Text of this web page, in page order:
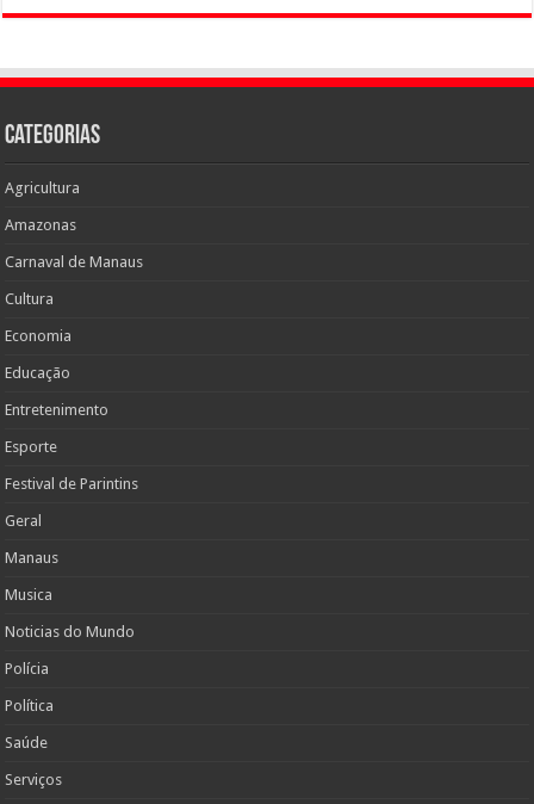
Categorias
Agricultura
Amazonas
Carnaval de Manaus
Cultura
Economia
Educação
Entretenimento
Esporte
Festival de Parintins
Geral
Manaus
Musica
Noticias do Mundo
Polícia
Política
Saúde
Serviços